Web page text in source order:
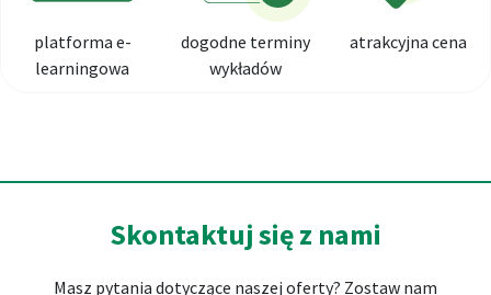
platforma e-
learningowa
dogodne terminy
wykładów
atrakcyjna cena
Skontaktuj się z nami
Masz pytania dotyczące naszej oferty? Zostaw nam